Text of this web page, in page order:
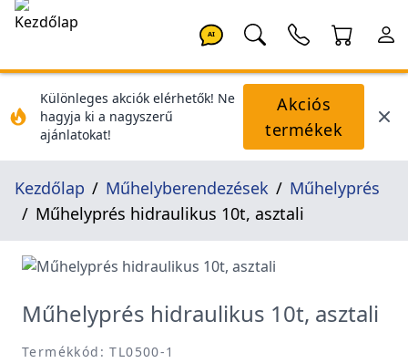
AI
Különleges akciók elérhetők! Ne
hagyja ki a nagyszerű
ajánlatokat!
Akciós
termékek
Kezdőlap Műhelyberendezések
Műhelyprés
Műhelyprés hidraulikus 10t, asztali
Műhelyprés hidraulikus 10t, asztali
Termékkód: TL0500-1